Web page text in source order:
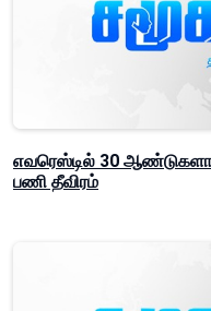
எவரெஸ்டில் 30
பணி தீவிரம்